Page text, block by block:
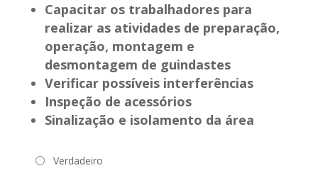
Capacitar os trabalhadores para
realizar as atividades de preparação,
operação, montagem e
desmontagem de guindastes
Verificar possíveis interferências
Inspeção de acessórios
Sinalização e isolamento da área
Verdadeiro